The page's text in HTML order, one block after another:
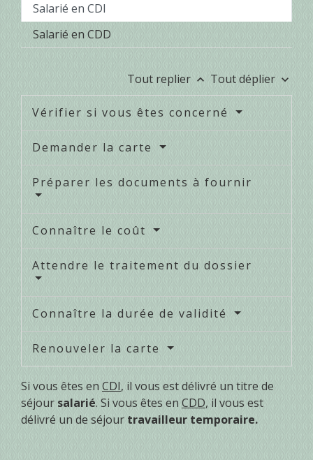
Salarié en CDI
Salarié en CDD
Tout replier keyboard_arrow_up Tout déplier keyboard_arrow_down
Vérifier si vous êtes concerné
Demander la carte
Préparer les documents à fournir
Connaître le coût
Attendre le traitement du dossier
Connaître la durée de validité
Renouveler la carte
Si vous êtes enCDI, il vous est délivré un titre de
séjour salarié. Si vous êtes en CDD, il vous est
délivré un de séjour travailleur temporaire.